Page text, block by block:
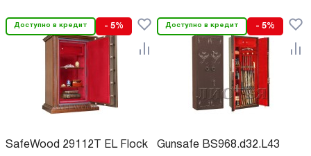
Доступно в кредит - 5%
SafeWood 29112T EL Flock
Доступно в кредит - 5%
Gunsafe BS968.d32.L43